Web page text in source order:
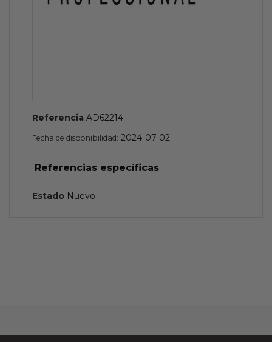
Referencia AD62214
Fecha de disponibilidad: 2024-07-02
Referencias específicas
Estado Nuevo